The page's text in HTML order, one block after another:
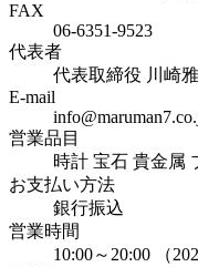
FAX
06-6351-9523
代表者
代表取締役 川崎
E-mail
営業品目
時計 宝石 貴金属
お支払い方法
銀行振込
営業時間
10:00～20:00 （